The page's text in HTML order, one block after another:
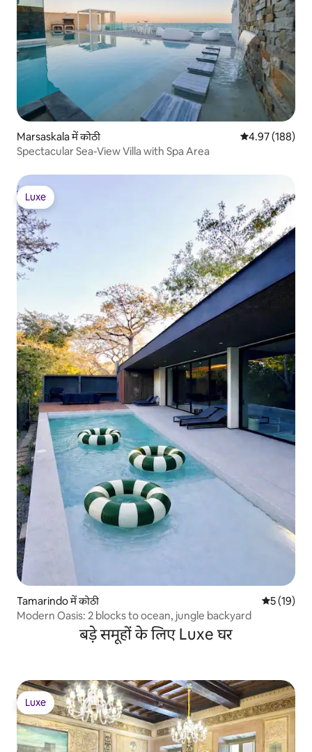
Marsaskala में कोठी औसत रेटिंग 5 में से
4.97 (188)
Spectacular Sea-View Villa with Spa Area
Luxe
Luxe
Tamarindo में कोठी औसत रेटिंग
5 (19)
Modern Oasis: 2 blocks to ocean, jungle backyard
बड़े समूहों के लिए Luxe घर
Luxe
Luxe